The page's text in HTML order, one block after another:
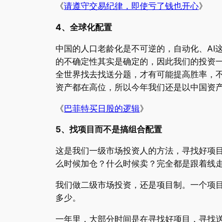
《请遵守交易纪律，即使亏了钱也开心》
4、全球化配置
中国的人口老龄化是不可逆的，自动化、AI
的不确定性其实是确定的，因此我们的投资
全世界找去找送分题，才有可能提高胜率，
资产都在高位，所以今年我们还是以中国资
《巴菲特买日股的逻辑》
5、找项目而不是搞组合配置
这是我们一级市场投资人的方法，寻找好项
么时候加仓？什么时候卖？完全都是跟着线
我们做二级市场投资，还是项目制。一个项
多少。
一年里，大部分时间是在寻找好项目，寻找